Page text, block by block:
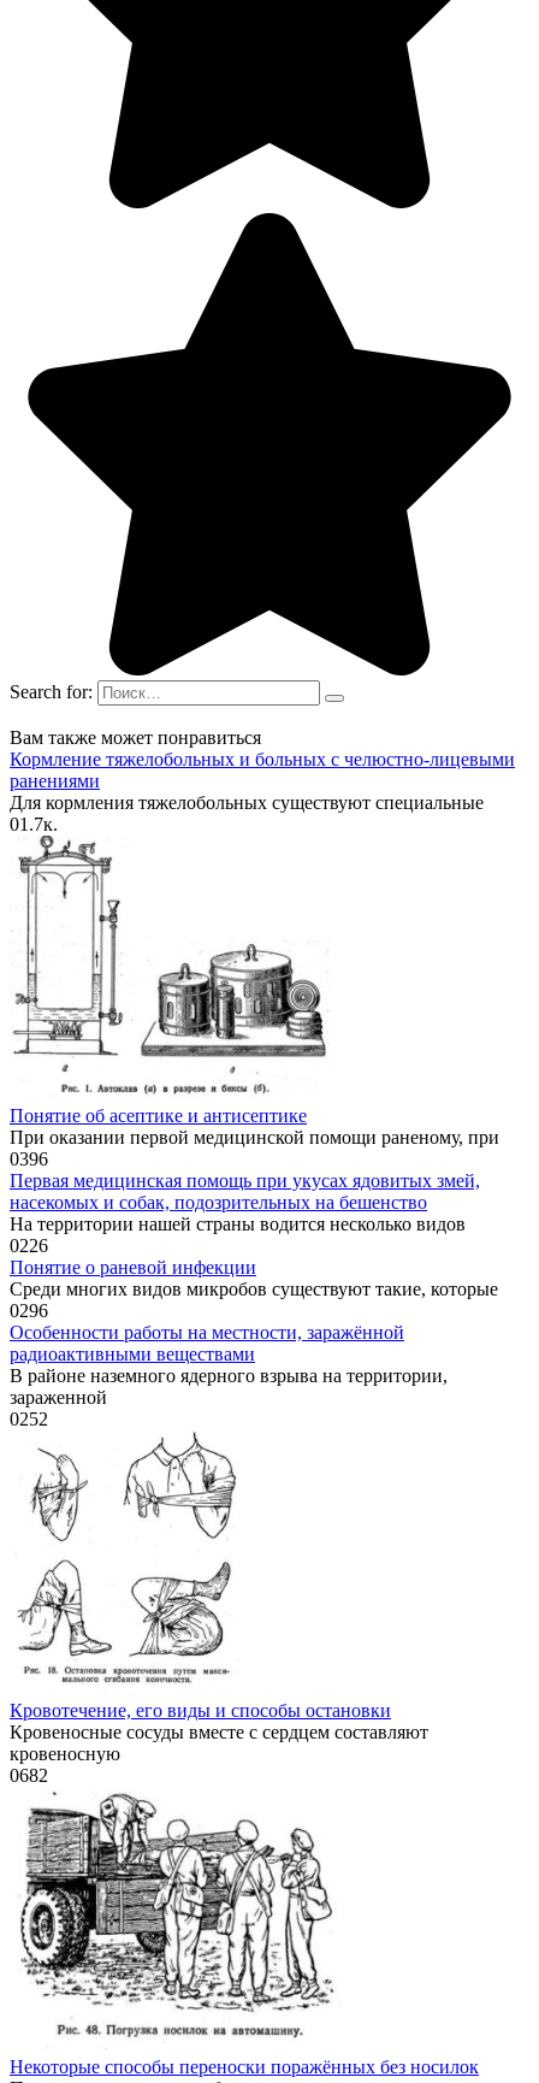
Search for:
Вам также может понравиться
Кормление тяжелобольных и больных с челюстно-лицевыми
ранениями
Для кормления тяжелобольных существуют специальные
01.7к.
Понятие об асептике и антисептике
При оказании первой медицинской помощи раненому, при
0396
Первая медицинская помощь при укусах ядовитых змей,
насекомых и собак, подозрительных на бешенство
На территории нашей страны водится несколько видов
0226
Понятие о раневой инфекции
Среди многих видов микробов существуют такие, которые
0296
Особенности работы на местности, заражённой
радиоактивными веществами
В районе наземного ядерного взрыва на территории,
зараженной
0252
Кровотечение, его виды и способы остановки
Кровеносные сосуды вместе с сердцем составляют
кровеносную
0682
Некоторые способы переноски поражённых без носилок